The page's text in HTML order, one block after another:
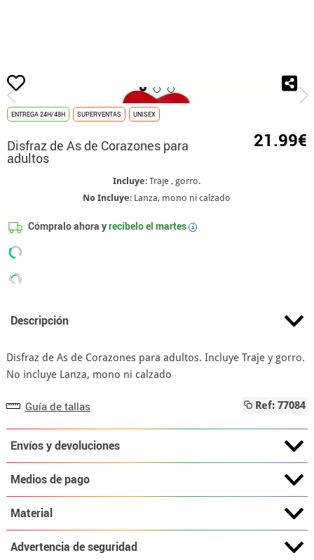
Inicio Disfraz de As de
ENTREGA 24H/48H SUPERVENTAS UNISEX
Disfraz de As de Corazones para
adultos
21.99€
Incluye: Traje , gorro.
No Incluye: Lanza, mono ni calzado
Cómpralo ahora yrecíbelo el martes i
Descripción
Disfraz de As de Corazones para adultos. Incluye Traje y gorro.
No incluye Lanza, mono ni calzado
Guía de tallas Ref: 77084
Envíos y devoluciones
Medios de pago
Material
Advertencia de seguridad